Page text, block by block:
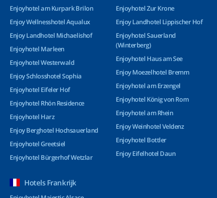
Enjoyhotel am Kurpark Brilon
Enjoy Wellnesshotel Aqualux
Enjoy Landhotel Michaelishof
Enjoyhotel Marleen
Enjoyhotel Westerwald
Enjoy Schlosshotel Sophia
Enjoyhotel Eifeler Hof
Enjoyhotel Rhön Residence
Enjoyhotel Harz
Enjoy Berghotel Hochsauerland
Enjoyhotel Greetsiel
Enjoyhotel Bürgerhof Wetzlar
Enjoyhotel Zur Krone
Enjoy Landhotel Lippischer Hof
Enjoyhotel Sauerland
(Winterberg)
Enjoyhotel Haus am See
Enjoy Moezelhotel Bremm
Enjoyhotel am Erzengel
Enjoyhotel König von Rom
Enjoyhotel am Rhein
Enjoy Weinhotel Veldenz
Enjoyhotel Bottler
Enjoy Eifelhotel Daun
Hotels Frankrijk